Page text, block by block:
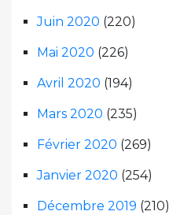
Juin 2020 (220)
Mai 2020 (226)
Avril 2020 (194)
Mars 2020 (235)
Février 2020 (269)
Janvier 2020 (254)
Décembre 2019 (210)